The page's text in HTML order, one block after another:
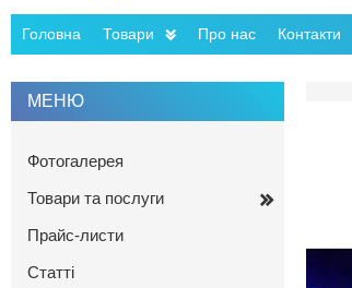
Головна Товари Про нас Контакти
Фотогалерея
Товари та послуги
Прайс-листи
Статті